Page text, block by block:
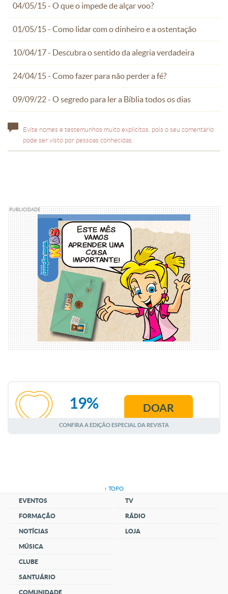
04/05/15 - O que o impede de alçar voo?
01/05/15 - Como lidar com o dinheiro e a ostentação
10/04/17 - Descubra o sentido da alegria verdadeira
24/04/15 - Como fazer para não perder a fé?
09/09/22 - O segredo para ler a Bíblia todos os dias
Evite nomes e testemunhos muito explícitos, pois o seu comentário
pode ser visto por pessoas conhecidas.
PUBLICIDADE
AGOSTO
19% DOAR
CONFIRA A EDIÇÃO ESPECIAL DA REVISTA
↑ TOPO
EVENTOS
FORMAÇÃO
NOTÍCIAS
MÚSICA
CLUBE
SANTUÁRIO
COMUNIDADE
TV
RÁDIO
LOJA